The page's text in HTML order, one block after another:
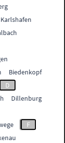
Biedenkopf
D
Dillenburg
F